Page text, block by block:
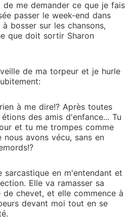
me demander ce que je fais
passer le week-end dans
bosser sur les chansons,
que doit sortir Sharon
de ma torpeur et je hurle
à me dire!? Après toutes
des amis d'enfance... Tu
et tu me trompes comme
avons vécu, sans en
sarcastique en m'entendant et
Elle va ramasser sa
chevet, et elle commence à
devant moi tout en se